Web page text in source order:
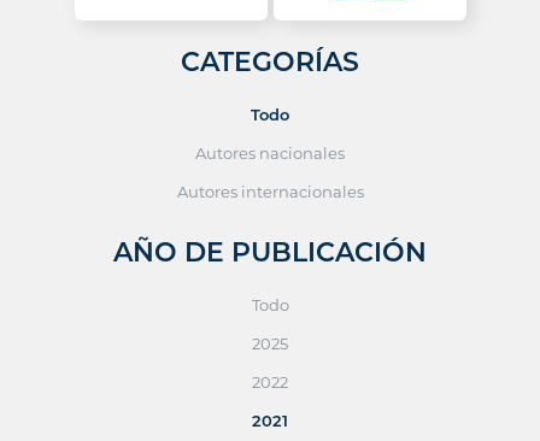
CATEGORÍAS
Todo
Autores nacionales
Autores internacionales
AÑO DE PUBLICACIÓN
Todo
2025
2022
2021